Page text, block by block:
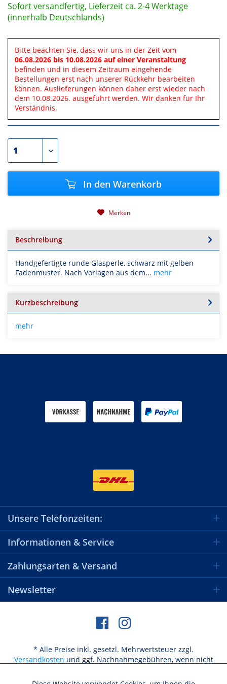
Sofort versandfertig, Lieferzeit ca. 2-4 Werktage
(innerhalb Deutschlands)
Bitte beachten Sie, dass wir uns in der Zeit vom
06.08.2026 bis 10.08.2026 auf einer Veranstaltung
befinden und in diesem Zeitraum eingehende
Bestellungen erst nach unserer Rückkehr bearbeiten
können. Auslieferungen können daher erst wieder nach
dem 10.08.2026. ausgeführt werden. Wir danken für Ihr
Verständnis.
In den Warenkorb
Merken
Beschreibung
Handgefertigte runde Glasperle, schwarz mit gelben
Fadenmuster. Nach Vorlagen aus dem... mehr
Kurzbeschreibung
mehr
Unsere Telefonzeiten:
Informationen & Service
Zahlungsarten & Versand
Newsletter
* Alle Preise inkl. gesetzl. Mehrwertsteuer zzgl.
Versandkosten und ggf. Nachnahmegebühren, wenn nicht